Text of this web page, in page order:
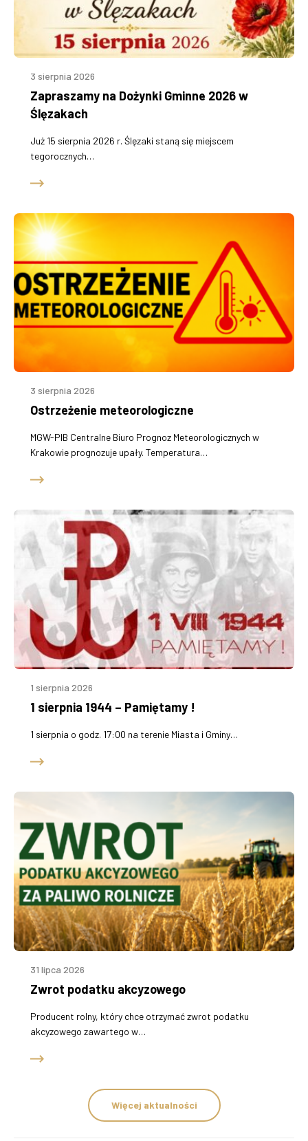
3 sierpnia 2026
Zapraszamy na Dożynki Gminne 2026 w
Ślęzakach
Już 15 sierpnia 2026 r. Ślęzaki staną się miejscem
tegorocznych…
3 sierpnia 2026
Ostrzeżenie meteorologiczne
MGW-PIB Centralne Biuro Prognoz Meteorologicznych w
Krakowie prognozuje upały. Temperatura…
1 sierpnia 2026
1 sierpnia 1944 – Pamiętamy !
1 sierpnia o godz. 17:00 na terenie Miasta i Gminy…
31 lipca 2026
Zwrot podatku akcyzowego
Producent rolny, który chce otrzymać zwrot podatku
akcyzowego zawartego w…
Więcej aktualności